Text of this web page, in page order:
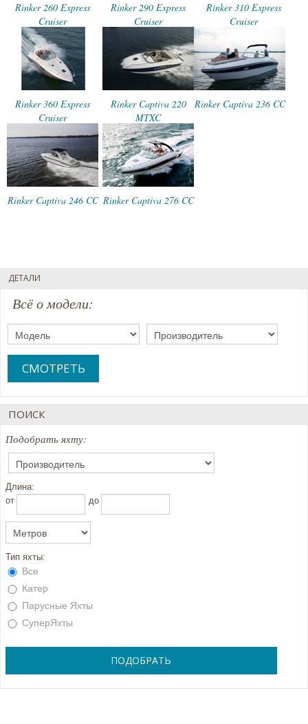
Rinker 260 Express
Cruiser
Rinker 290 Express
Cruiser
Rinker 310 Express
Cruiser
Rinker 360 Express
Cruiser
Rinker Captiva 220
MTXC
Rinker Captiva 236 CC
Rinker Captiva 246 CC Rinker Captiva 276 CC
ДЕТАЛИ
Всё о модели:
СМОТРЕТЬ
ПОИСК
Подобрать яхту:
Длина:
oт
до
Тип яхты:
Все
Катер
Парусные Яхты
СуперЯхты